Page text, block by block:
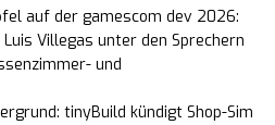
auf der gamescom dev 2026:
Villegas unter den Sprechern
und
tinyBuild kündigt Shop-Sim